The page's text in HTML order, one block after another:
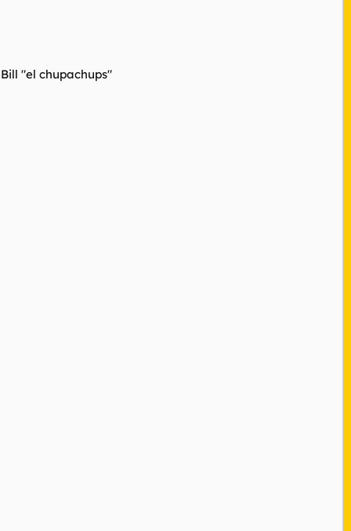
"el chupachups"